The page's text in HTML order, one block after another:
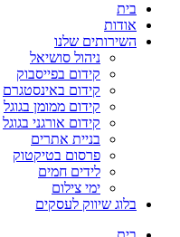
בית
אודות
השירותים שלנו
ניהול סושיאל
קידום בפייסבוק
קידום באינסטגרם
קידום ממומן בגוגל
קידום אורגני בגוגל
בניית אתרים
פרסום בטיקטוק
לידים חמים
ימי צילום
בלוג שיווק לעסקים